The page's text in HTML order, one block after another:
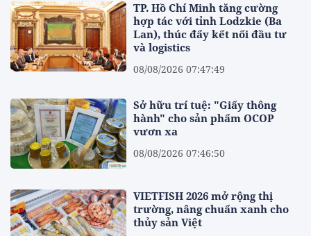
TP. Hồ Chí Minh tăng cường
hợp tác với tỉnh Lodzkie (Ba
Lan), thúc đẩy kết nối đầu tư
và logistics
08/08/2026 07:47:49
Sở hữu trí tuệ: "Giấy thông
hành" cho sản phẩm OCOP
vươn xa
08/08/2026 07:46:50
VIETFISH 2026 mở rộng thị
trường, nâng chuẩn xanh cho
thủy sản Việt